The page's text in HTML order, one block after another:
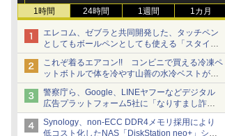
1時間 24時間 1週間 1カ月
エレコム、ゼブラと共同開発した、タッチペン
としてもボールペンとしても使える「スタイラ
スツーウェイ」発売 iPadにも紙にも、持ち替
えずに書き込める
これぞ着るエアコン!! コンビニで買える冷凍ペ
ットボトルで体を冷やす山善の水冷ベストがロ
ードバイクにちょうどいい【ぼっち・ざ・ろー
ど！その14】【空いた時間でなにしてる？】
警察庁ら、Google、LINEヤフーなどデジタル
広告プラットフォーム5社に「なりすまし詐欺
広告」対策強化を要請 著名人の写真や映像を
使った投資詐欺などへの対策として
Synology、non-ECC DDR4メモリ採用により
低コスト化したNAS「DiskStation neo+」シリ